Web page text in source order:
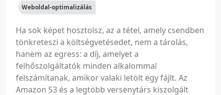
Weboldal-optimalizálás
Ha sok képet hosztolsz, az a tétel, amely csendben
tönkreteszi a költségvetésedet, nem a tárolás,
hanem az egress: a díj, amelyet a
felhőszolgáltatók minden alkalommal
felszámítanak, amikor valaki letölt egy fájlt. Az
Amazon S3 és a legtöbb versenytárs kiszolgált